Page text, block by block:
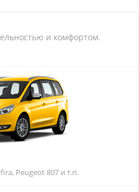
и комфортом.
Peugeot 807 и т.п.